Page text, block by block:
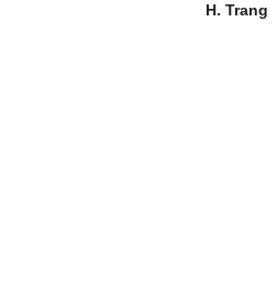
H. Trang